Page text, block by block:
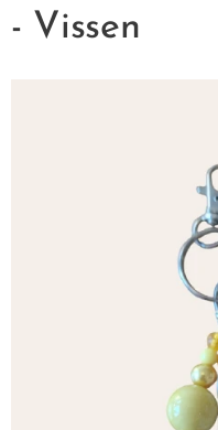
- Vissen